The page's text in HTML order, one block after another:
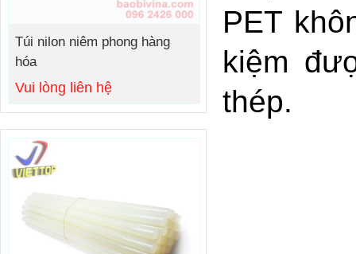
Túi nilon niêm phong hàng
hóa
Vui lòng liên hệ
PET
kiệm
thép.